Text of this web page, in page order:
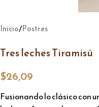
Inicio/Postres
Tres leches Tiramisú
$26,09
Fusionando lo clásico con